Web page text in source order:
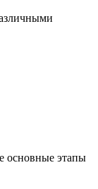
основные этапы